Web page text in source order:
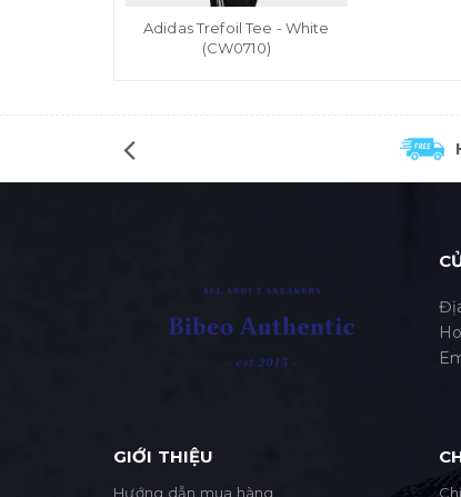
Adidas Trefoil Tee - White
(CW0710)
GIỚI THIỆU
Hướng dẫn mua hàng